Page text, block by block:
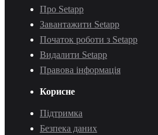
Про Setapp
Завантажити Setapp
Початок роботи з Setapp
Видалити Setapp
Правова інформація
Корисне
Підтримка
Безпека даних